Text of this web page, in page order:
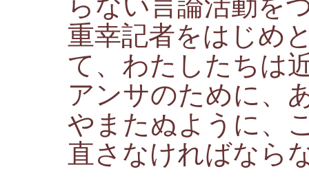
重幸記者をはじめ
て、わたしたちは
アンサのために、
やまたぬように、
直さなければなら